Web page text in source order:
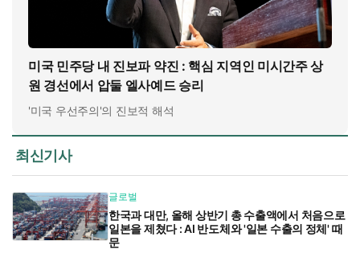
미국 민주당 내 진보파 약진 : 핵심 지역인 미시간주 상
원 경선에서 압둘 엘사예드 승리
'미국 우선주의'의 진보적 해석
최신기사
글로벌
한국과 대만, 올해 상반기 총 수출액에서 처음으로
일본을 제쳤다 : AI 반도체와 '일본 수출의 정체' 때
문